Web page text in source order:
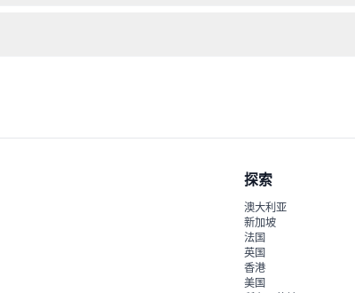
探索
澳大利亚
新加坡
法国
英国
香港
美国